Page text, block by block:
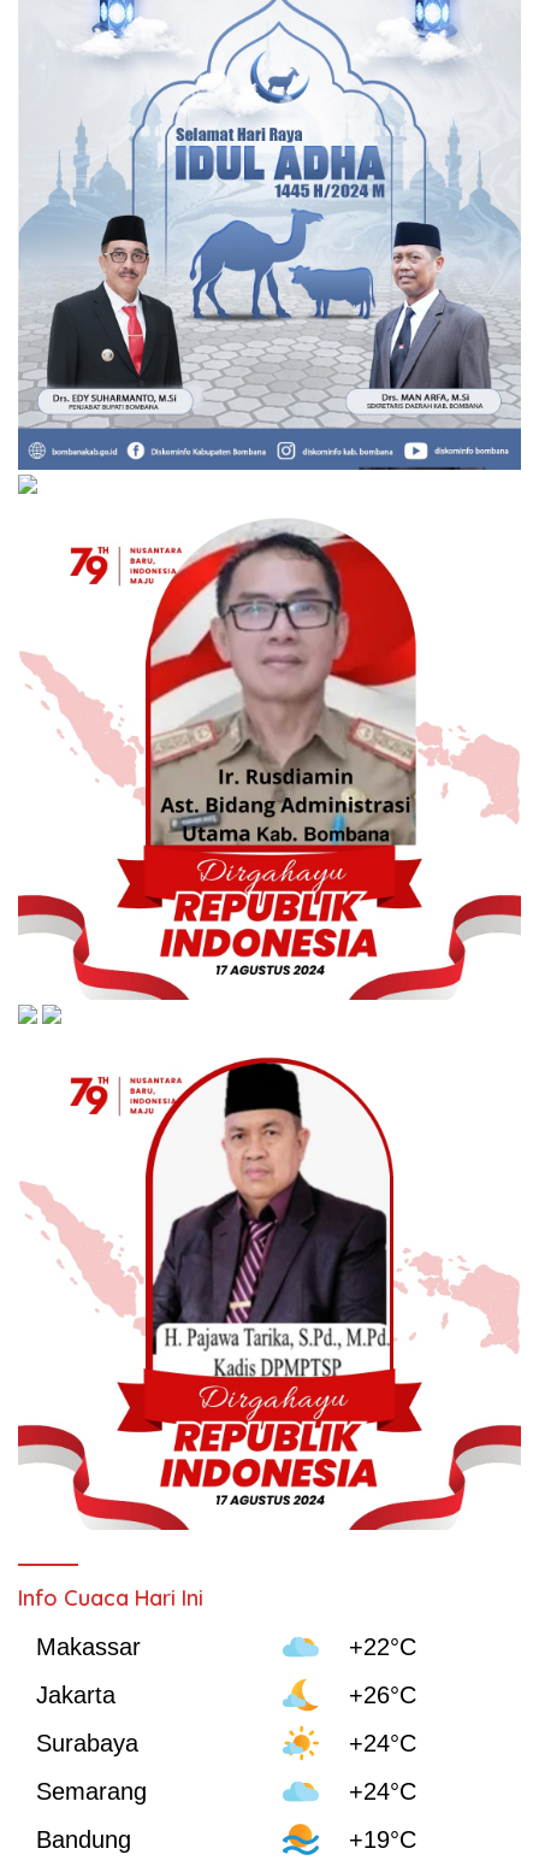
Info Cuaca Hari Ini
Makassar
+22°C
Jakarta
+26°C
Surabaya
+24°C
Semarang
+24°C
Bandung
+19°C